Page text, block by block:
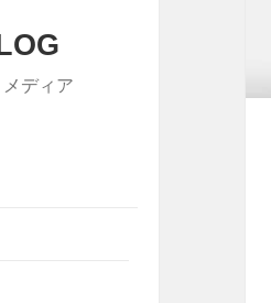
ディア